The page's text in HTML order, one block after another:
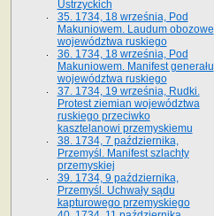
Ustrzyckich
35. 1734, 18 września, Pod
Makuniowem. Laudum obozowe
województwa ruskiego
36. 1734, 18 września, Pod
Makuniowem. Manifest generału
województwa ruskiego
37. 1734, 19 września, Rudki.
Protest ziemian województwa
ruskiego przeciwko
kasztelanowi przemyskiemu
38. 1734, 7 października,
Przemyśl. Manifest szlachty
przemyskiej
39. 1734, 9 października,
Przemyśl. Uchwały sądu
kapturowego przemyskiego